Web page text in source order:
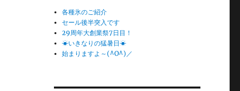
各種氷のご紹介
セール後半突入です
29周年大創業祭7日目！
☀いきなりの猛暑日☀
始まりますよ～(^O^)／